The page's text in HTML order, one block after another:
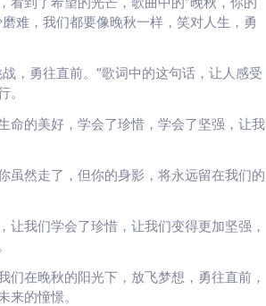
难，我们都要像晚秋一样，笑对人生，勇
，勇往直前。”歌词中的这句话，让人感受
命的美好，学会了珍惜，学会了坚强，让我
虽然走了，但你的身影，将永远留在我们的
我们学会了珍惜，让我们变得更加坚强，
在晚秋的阳光下，放飞梦想，勇往直前，
的憧憬。